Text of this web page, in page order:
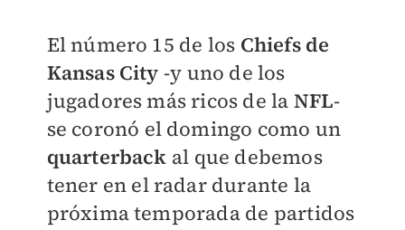
El número 15 de los Chiefs de
Kansas City -y uno de los
jugadores más ricos de la NFL-
se coronó el domingo como un
quarterback al que debemos
tener en el radar durante la
próxima temporada de partidos